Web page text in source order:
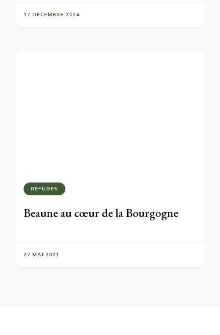
17 DÉCEMBRE 2024
REFUGES
Beaune au cœur de la Bourgogne
27 MAI 2021